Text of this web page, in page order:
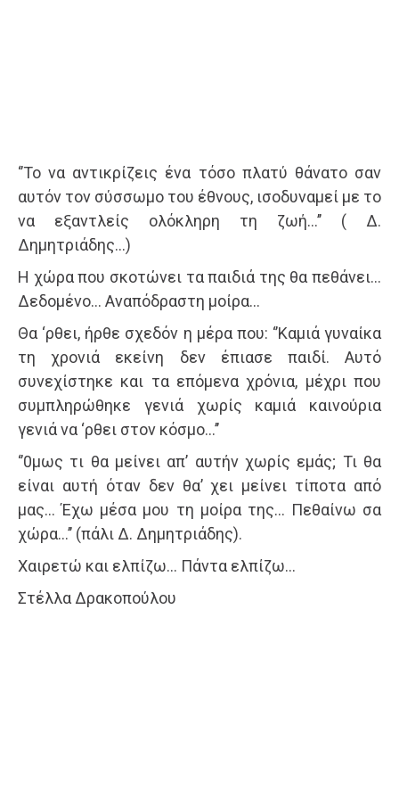
‘’Το να αντικρίζεις ένα τόσο πλατύ θάνατο σαν
αυτόν τον σύσσωμο του έθνους, ισοδυναμεί με το
να εξαντλείς ολόκληρη τη ζωή…’’ ( Δ.
Δημητριάδης…)
Η χώρα που σκοτώνει τα παιδιά της θα πεθάνει…
Δεδομένο… Αναπόδραστη μοίρα…
Θα ‘ρθει, ήρθε σχεδόν η μέρα που: ‘’Καμιά γυναίκα
τη χρονιά εκείνη δεν έπιασε παιδί. Αυτό
συνεχίστηκε και τα επόμενα χρόνια, μέχρι που
συμπληρώθηκε γενιά χωρίς καμιά καινούρια
γενιά να ‘ρθει στον κόσμο…’’
‘’0μως τι θα μείνει απ’ αυτήν χωρίς εμάς; Τι θα
είναι αυτή όταν δεν θα’ χει μείνει τίποτα από
μας… Έχω μέσα μου τη μοίρα της… Πεθαίνω σα
χώρα…’’ (πάλι Δ. Δημητριάδης).
Χαιρετώ και ελπίζω… Πάντα ελπίζω…
Στέλλα Δρακοπούλου